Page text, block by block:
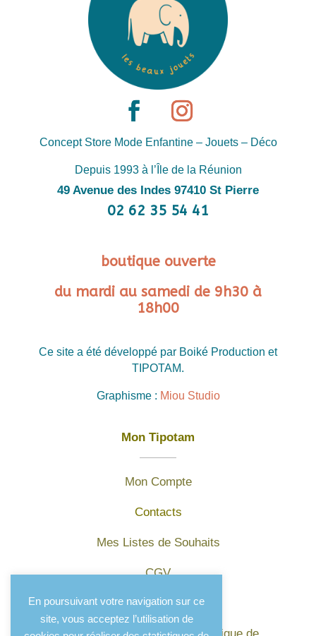
Concept Store Mode Enfantine – Jouets – Déco
Depuis 1993 à l’Île de la Réunion
49 Avenue des Indes 97410 St Pierre
02 62 35 54 41
boutique ouverte
du mardi au samedi de 9h30 à
18h00
Ce site a été développé par Boiké Production et
TIPOTAM.
Graphisme : Miou Studio
Mon Tipotam
Mon Compte
Contacts
Mes Listes de Souhaits
CGV
Mentions légales
En poursuivant votre navigation sur ce
site, vous acceptez l’utilisation de